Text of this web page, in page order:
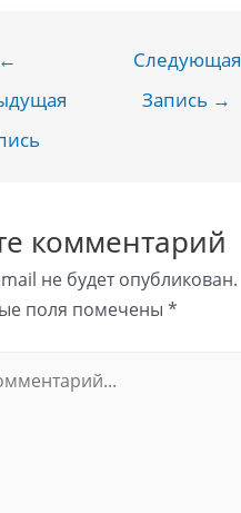
←
Следующая
Запись →
комментарий
не будет опубликован.
поля помечены *